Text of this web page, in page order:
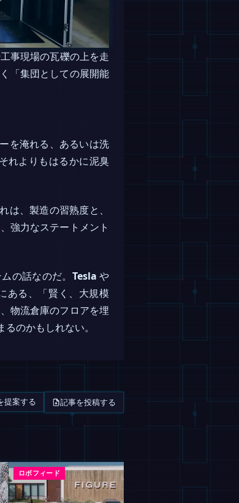
事現場の瓦礫の上を走
「集団としての展開能
を淹れる、あるいは洗
れよりもはるかに泥臭
、製造の習熟度と、
強力なステートメント
の話なのだ。 Tesla や
ある、「賢く、大規模
物流倉庫のフロアを埋
のかもしれない。
提案する 記事を投稿する
ロボフィード